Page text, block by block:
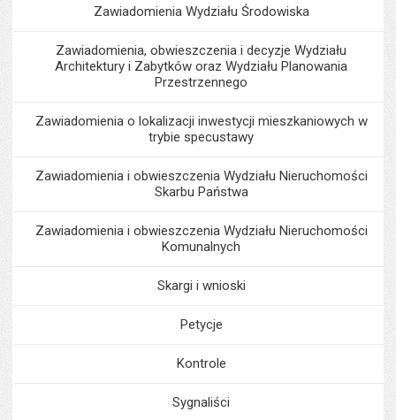
Zawiadomienia Wydziału Środowiska
Zawiadomienia, obwieszczenia i decyzje Wydziału
Architektury i Zabytków oraz Wydziału Planowania
Przestrzennego
Zawiadomienia o lokalizacji inwestycji mieszkaniowych w
trybie specustawy
Zawiadomienia i obwieszczenia Wydziału Nieruchomości
Skarbu Państwa
Zawiadomienia i obwieszczenia Wydziału Nieruchomości
Komunalnych
Skargi i wnioski
Petycje
Kontrole
Sygnaliści